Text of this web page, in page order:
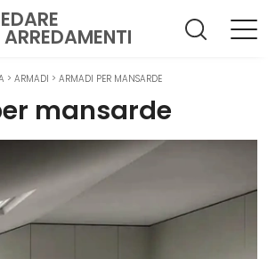
> ARMADI > ARMADI PER MANSARDE
mansarde